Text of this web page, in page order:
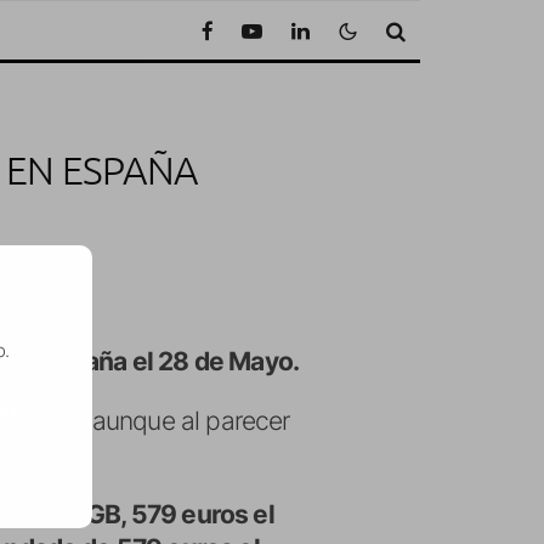
ESPAÑA
España el 28 de Mayo.
país aunque al parecer
el de 16GB, 579 euros el